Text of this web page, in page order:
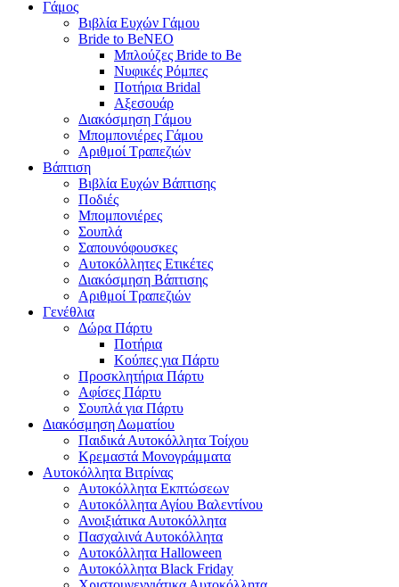
Γάμος
Βιβλία Ευχών Γάμου
Bride to BeNEO
Μπλούζες Bride to Be
Νυφικές Ρόμπες
Ποτήρια Bridal
Αξεσουάρ
Διακόσμηση Γάμου
Μπομπονιέρες Γάμου
Αριθμοί Τραπεζιών
Βάπτιση
Βιβλία Ευχών Βάπτισης
Ποδιές
Μπομπονιέρες
Σουπλά
Σαπουνόφουσκες
Αυτοκόλλητες Ετικέτες
Διακόσμηση Βάπτισης
Αριθμοί Τραπεζιών
Γενέθλια
Δώρα Πάρτυ
Ποτήρια
Κούπες για Πάρτυ
Προσκλητήρια Πάρτυ
Αφίσες Πάρτυ
Σουπλά για Πάρτυ
Διακόσμηση Δωματίου
Παιδικά Αυτοκόλλητα Τοίχου
Κρεμαστά Μονογράμματα
Αυτοκόλλητα Βιτρίνας
Αυτοκόλλητα Εκπτώσεων
Αυτοκόλλητα Αγίου Βαλεντίνου
Ανοιξιάτικα Αυτοκόλλητα
Πασχαλινά Αυτοκόλλητα
Αυτοκόλλητα Halloween
Αυτοκόλλητα Black Friday